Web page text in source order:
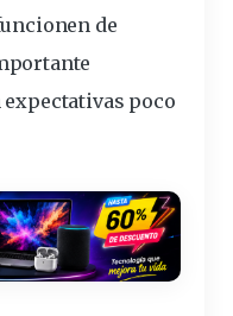
de
poco